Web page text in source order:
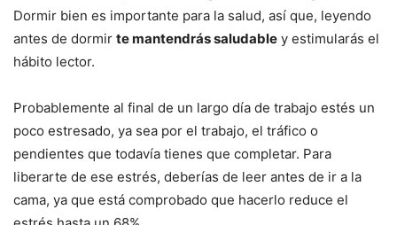
Dormir bien es importante para la salud, así que, leyendo
antes de dormir te mantendrás saludable y estimularás el
hábito lector.
Probablemente al final de un largo día de trabajo estés un
poco estresado, ya sea por el trabajo, el tráfico o
pendientes que todavía tienes que completar. Para
liberarte de ese estrés, deberías de leer antes de ir a la
cama, ya que está comprobado que hacerlo reduce el